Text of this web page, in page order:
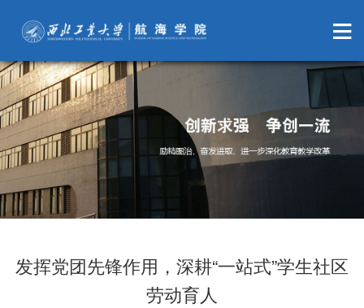
发挥党团先锋作用，深耕“一站式”学生社区
劳动育人